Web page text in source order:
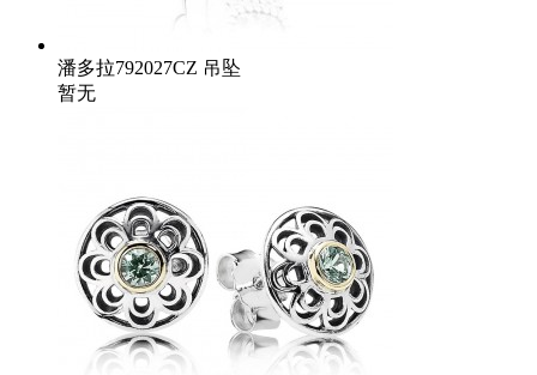
潘多拉792027CZ 吊坠
暂无